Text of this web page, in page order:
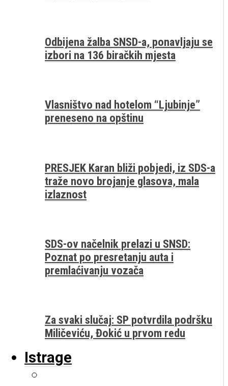
Odbijena žalba SNSD-a, ponavljaju se
izbori na 136 biračkih mjesta
Vlasništvo nad hotelom “Ljubinje”
preneseno na opštinu
PRESJEK Karan bliži pobjedi, iz SDS-a
traže novo brojanje glasova, mala
izlaznost
SDS-ov načelnik prelazi u SNSD:
Poznat po presretanju auta i
premlaćivanju vozača
Za svaki slučaj: SP potvrdila podršku
Miličeviću, Đokić u prvom redu
Istrage